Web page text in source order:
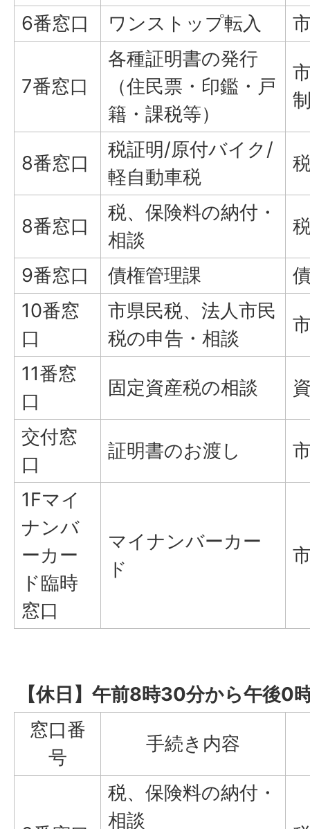
6番窓口 ワンストップ転入
7番窓口
各種証明書の発行
（住民票・印鑑・戸
籍・課税等）
8番窓口
税証明/原付バイク/
軽自動車税
8番窓口
税、保険料の納付・
相談
9番窓口 債権管理課
10番窓
口
市県民税、法人市民
税の申告・相談
11番窓
口
固定資産税の相談
交付窓
口
証明書のお渡し
1Fマイ
ナンバ
ーカー
ド臨時
窓口
マイナンバーカー
ド
【休日】午前8時30分から午後0
窓口番
号
手続き内容
税、保険料の納付・
相談